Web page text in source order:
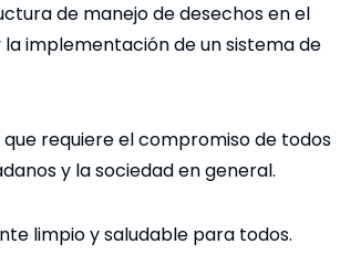
de manejo de desechos en el
la implementación de un sistema de
requiere el compromiso de todos
y la sociedad en general.
limpio y saludable para todos.